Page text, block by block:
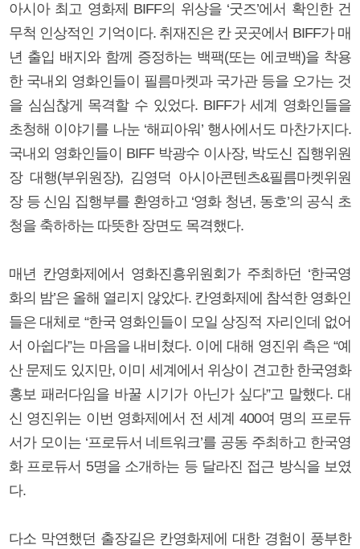
아시아 최고 영화제 BIFF의 위상을 ‘굿즈’에서 확인한 건
무척 인상적인 기억이다. 취재진은 칸 곳곳에서 BIFF가 매
년 출입 배지와 함께 증정하는 백팩(또는 에코백)을 착용
한 국내외 영화인들이 필름마켓과 국가관 등을 오가는 것
을 심심찮게 목격할 수 있었다. BIFF가 세계 영화인들을
초청해 이야기를 나눈 ‘해피아워’ 행사에서도 마찬가지다.
국내외 영화인들이 BIFF 박광수 이사장, 박도신 집행위원
장 대행(부위원장), 김영덕 아시아콘텐츠&필름마켓위원
장 등 신임 집행부를 환영하고 ‘영화 청년, 동호’의 공식 초
청을 축하하는 따뜻한 장면도 목격했다.
매년 칸영화제에서 영화진흥위원회가 주최하던 ‘한국영
화의 밤’은 올해 열리지 않았다. 칸영화제에 참석한 영화인
들은 대체로 “한국 영화인들이 모일 상징적 자리인데 없어
서 아쉽다”는 마음을 내비쳤다. 이에 대해 영진위 측은 “예
산 문제도 있지만, 이미 세계에서 위상이 견고한 한국영화
홍보 패러다임을 바꿀 시기가 아닌가 싶다”고 말했다. 대
신 영진위는 이번 영화제에서 전 세계 400여 명의 프로듀
서가 모이는 ‘프로듀서 네트워크’를 공동 주최하고 한국영
화 프로듀서 5명을 소개하는 등 달라진 접근 방식을 보였
다.
다소 막연했던 출장길은 칸영화제에 대한 경험이 풍부한